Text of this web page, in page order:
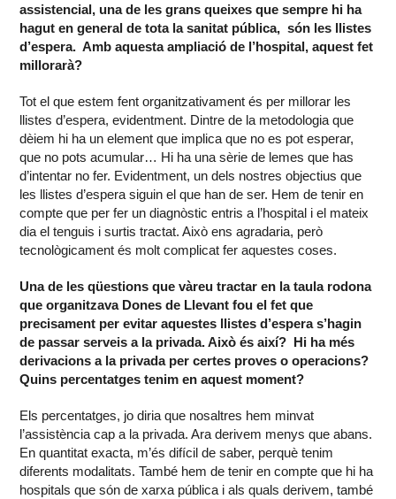
assistencial, una de les grans queixes que sempre hi ha
hagut en general de tota la sanitat pública, són les llistes
d’espera. Amb aquesta ampliació de l’hospital, aquest fet
millorarà?
Tot el que estem fent organitzativament és per millorar les
llistes d’espera, evidentment. Dintre de la metodologia que
dèiem hi ha un element que implica que no es pot esperar,
que no pots acumular… Hi ha una sèrie de lemes que has
d’intentar no fer. Evidentment, un dels nostres objectius que
les llistes d’espera siguin el que han de ser. Hem de tenir en
compte que per fer un diagnòstic entris a l’hospital i el mateix
dia el tenguis i surtis tractat. Això ens agradaria, però
tecnològicament és molt complicat fer aquestes coses.
Una de les qüestions que vàreu tractar en la taula rodona
que organitzava Dones de Llevant fou el fet que
precisament per evitar aquestes llistes d’espera s’hagin
de passar serveis a la privada. Això és així? Hi ha més
derivacions a la privada per certes proves o operacions?
Quins percentatges tenim en aquest moment?
Els percentatges, jo diria que nosaltres hem minvat
l’assistència cap a la privada. Ara derivem menys que abans.
En quantitat exacta, m’és difícil de saber, perquè tenim
diferents modalitats. També hem de tenir en compte que hi ha
hospitals que són de xarxa pública i als quals derivem, també